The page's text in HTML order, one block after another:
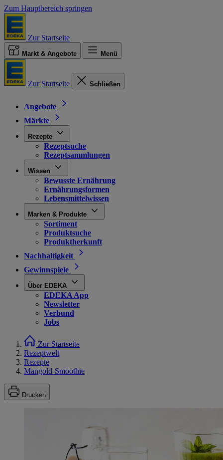
Zum Hauptbereich springen
Zur Startseite
Markt & Angebote Menü
Zur Startseite Schließen
Angebote
Märkte
Rezepte
Rezeptsuche
Rezeptsammlungen
Wissen
Bewusste Ernährung
Ernährungsformen
Lebensmittelwissen
Marken & Produkte
Sortiment
Produktsuche
Produktherkunft
Nachhaltigkeit
Gewinnspiele
Über EDEKA
EDEKA App
Newsletter
Verbund
Jobs
Zur Startseite
Rezeptwelt
Rezepte
Mangold-Smoothie
Drucken